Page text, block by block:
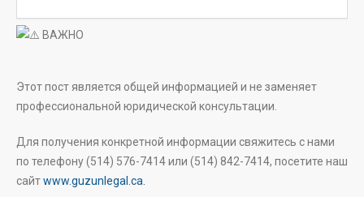
ВАЖНО
Этот пост является общей информацией и не заменяет
профессиональной юридической консультации.
Для получения конкретной информации свяжитесь с нами
по телефону (514) 576-7414 или (514) 842-7414, посетите наш
сайтwww.guzunlegal.ca.